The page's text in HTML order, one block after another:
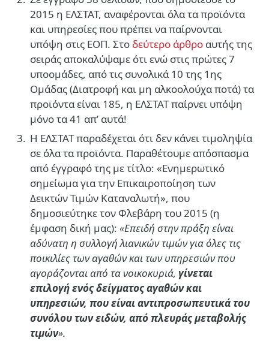
2015 η ΕΛΣΤΑΤ, αναφέρονται όλα τα προϊόντα
και υπηρεσίες που πρέπει να παίρνονται
υπόψη στις ΕΟΠ. Στο δεύτερο άρθρο αυτής της
σειράς αποκαλύψαμε ότι ενώ στις πρώτες 7
υποομάδες, από τις συνολικά 10 της 1ης
Ομάδας (Διατροφή και μη αλκοολούχα ποτά) τα
προϊόντα είναι 185, η ΕΛΣΤΑΤ παίρνει υπόψη
μόνο τα 41 απ’ αυτά!
Η ΕΛΣΤΑΤ παραδέχεται ότι δεν κάνει τιμοληψία
σε όλα τα προϊόντα. Παραθέτουμε απόσπασμα
από έγγραφό της με τίτλο: «Ενημερωτικό
σημείωμα για την Επικαιροποίηση των
Δεικτών Τιμών Καταναλωτή», που
δημοσιεύτηκε τον Φλεβάρη του 2015 (η
έμφαση δική μας): «Επειδή στην πράξη είναι
αδύνατη η συλλογή λιανικών τιμών για όλες τις
ποικιλίες των αγαθών και των υπηρεσιών που
αγοράζονται από τα νοικοκυριά, γίνεται
επιλογή ενός δείγματος αγαθών και
υπηρεσιών, που είναι αντιπροσωπευτικά του
συνόλου των ειδών, από πλευράς μεταβολής
τιμών».